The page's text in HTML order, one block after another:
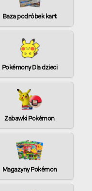
Baza podróbek kart
Pokémony Dla dzieci
Zabawki Pokémon
Magazyny Pokémon